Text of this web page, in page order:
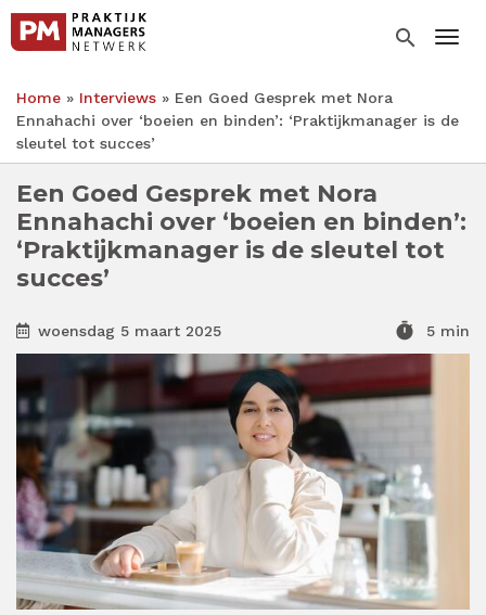
Overslaan
naar
inhoud
gaan
search
Kruimelpad
Home Interviews
Een Goed Gesprek met Nora
Ennahachi over ‘boeien en binden’: ‘Praktijkmanager is de
sleutel tot succes’
Een Goed Gesprek met Nora
Ennahachi over ‘boeien en binden’:
‘Praktijkmanager is de sleutel tot
succes’
woensdag 5 maart 2025 timer 5 min